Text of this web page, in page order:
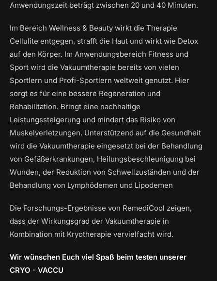
Anwendungszeit beträgt zwischen 20 und 40 Minuten.
Im Bereich Wellness & Beauty wirkt die Therapie
Cellulite entgegen, strafft die Haut und wirkt wie Detox
auf den Körper. Im Anwendungsbereich Fitness und
Sport wird die Vakuumtherapie bereits von vielen
Sportlern und Profi-Sportlern weltweit genutzt. Hier
sorgt es für eine bessere Regeneration und
Rehabilitation. Bringt eine nachhaltige
Leistungssteigerung und mindert das Risiko von
Muskelverletzungen. Unterstützend auf die Gesundheit
wird die Vakuumtherapie eingesetzt bei der Behandlung
von Gefäßerkrankungen, Heilungsbeschleunigung bei
Wunden, der Reduktion von Schwellzuständen und der
Behandlung von Lymphödemen und Lipodemen
Die Forschungs-Ergebnisse von RemediCool zeigen,
dass der Wirkungsgrad der Vakuumtherapie in
Kombination mit Kryotherapie vervielfacht wird.
Wir wünschen Euch viel Spaß beim testen unserer
CRYO - VACCU